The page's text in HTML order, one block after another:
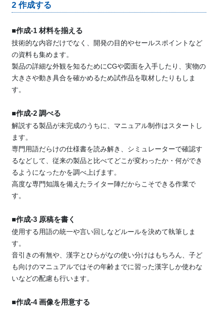
2 作成する
■作成-1 材料を揃える
技術的な内容だけでなく、開発の目的やセールスポイントなど
の資料も集めます。
製品の詳細な外観を知るためにCGや図面を入手したり、実物の
大きさや動き具合を確かめるため試作品を取材したりもしま
す。
■作成-2 調べる
解説する製品が未完成のうちに、マニュアル制作はスタートし
ます。
専門用語だらけの仕様書を読み解き、シミュレーターで確認す
るなどして、 従来の製品と比べてどこが変わったか・何ができ
るようになったかを調べ上げます。
高度な専門知識を備えたライター陣だからこそできる作業で
す。
■作成-3 原稿を書く
使用する用語の統一や言い回しなどルールを決めて執筆しま
す。
音引きの有無や、漢字とひらがなの使い分けはもちろん、 子ど
も向けのマニュアルではその年齢までに習った漢字しか使わな
いなどの配慮も行います。
■作成-4 画像を用意する